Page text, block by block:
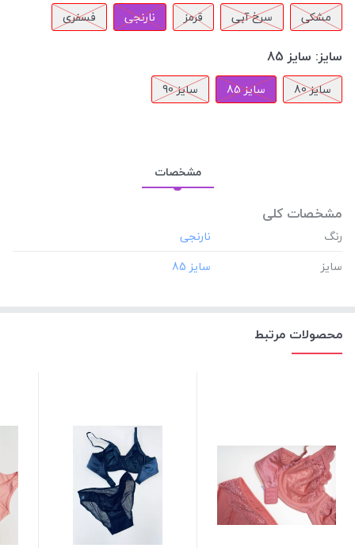
مشکی سرخ آبی قرمز نارنجی فسفری
سایز: سایز 85
سایز 80 سایز 85 سایز 90
مشخصات
مشخصات کلی
رنگ
سایز
محصولات مرتبط